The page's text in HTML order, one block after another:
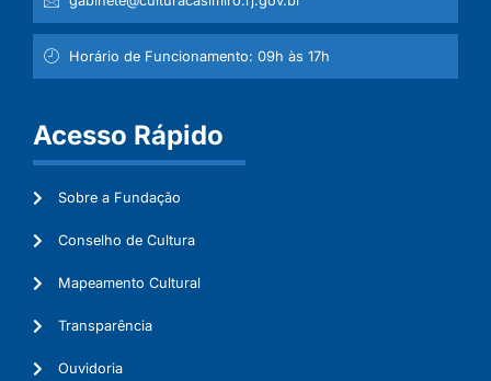
Horário de Funcionamento: 09h às 17h
Acesso Rápido
Sobre a Fundação
Conselho de Cultura
Mapeamento Cultural
Transparência
Ouvidoria